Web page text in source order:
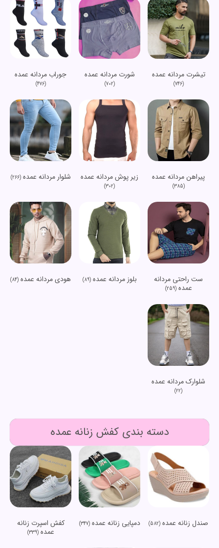
تیشرت مردانه عمده
(746)
شورت مردانه عمده
(702)
جوراب مردانه عمده
(476)
پیراهن مردانه عمده
(385)
زیر پوش مردانه عمده
(302)
شلوار مردانه عمده(266)
ست راحتی مردانه
عمده(259)
بلوز مردانه عمده(89) هودی مردانه عمده (84)
شلوارک مردانه عمده
(22)
دسته بندی کفش زنانه عمده
صندل زنانه عمده (582) دمپایی زنانه عمده(347)
کفش اسپرت زنانه
عمده(339)